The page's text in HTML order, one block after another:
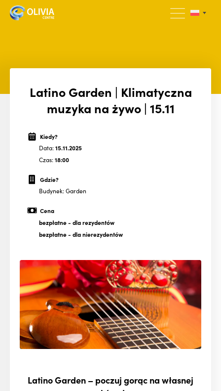
Latino Garden | Klimatyczna
muzyka na żywo | 15.11
Kiedy?
Data:15.11.2025
Czas:18:00
Gdzie?
Budynek: Garden
Cena
bezpłatne- dla rezydentów
bezpłatne- dla nierezydentów
Latino Garden – poczuj gorąc na własnej